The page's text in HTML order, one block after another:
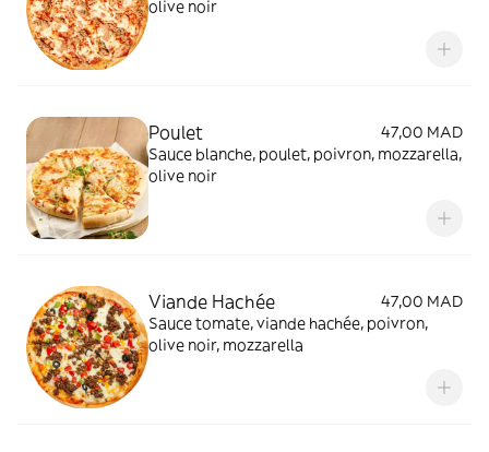
olive noir
Poulet
47,00 MAD
Sauce blanche, poulet, poivron, mozzarella,
olive noir
Viande Hachée
47,00 MAD
Sauce tomate, viande hachée, poivron,
olive noir, mozzarella